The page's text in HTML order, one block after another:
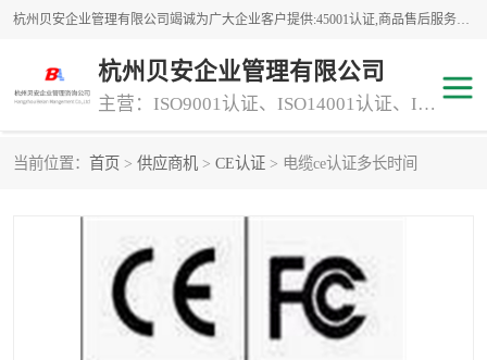
杭州贝安企业管理有限公司竭诚为广大企业客户提供:45001认证,商品售后服务认证,CE认证,知识产权体系认证,iso体系认证等服务,公司提供一条认证服务,方便快捷.
杭州贝安企业管理有限公司
主营：ISO9001认证、ISO14001认证、ISO认证、ISO22000认证、ISO/TS16949认证,FSC森林认证
当前位置： 首页 > 供应商机 > CE认证 > 电缆ce认证多长时间
专业资质评价证书(1)
45001认证
知识产权体系认证